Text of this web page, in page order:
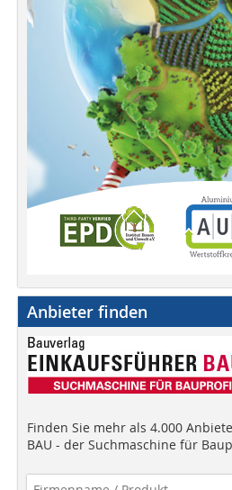
Anbieter finden
Finden Sie mehr als 4.000
BAU - der Suchmaschine für